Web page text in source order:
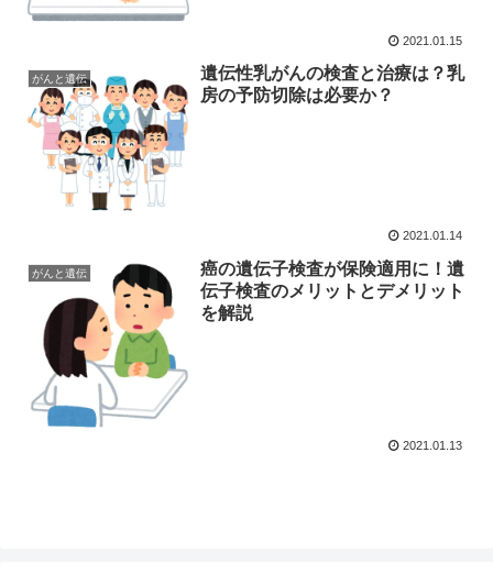
2021.01.15
がんと遺伝
遺伝性乳がんの検査と治療は？乳
房の予防切除は必要か？
2021.01.14
がんと遺伝
癌の遺伝子検査が保険適用に！遺
伝子検査のメリットとデメリット
を解説
2021.01.13